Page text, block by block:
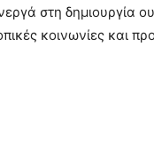
στη δημιουργία
κοινωνίες και